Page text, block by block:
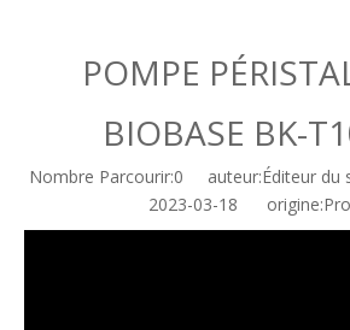
POMPE
BIOBASE BK-
Nombre Parcourir:0 auteur:Éditeur du
2023-03-18 origine: